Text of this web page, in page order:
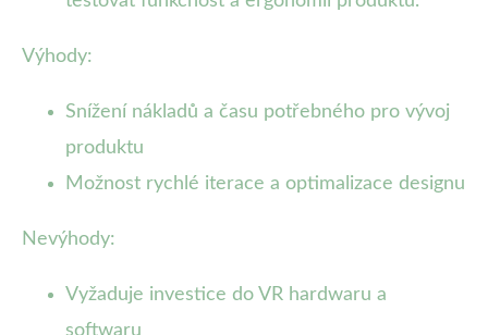
Výhody:
Snížení nákladů a času potřebného pro vývoj
produktu
Možnost rychlé iterace a optimalizace designu
Nevýhody:
Vyžaduje investice do VR hardwaru a
softwaru